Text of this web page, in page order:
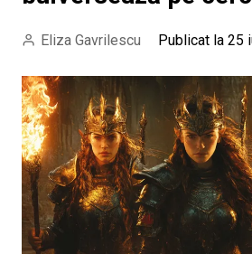
Eliza Gavrilescu Publicat la 25